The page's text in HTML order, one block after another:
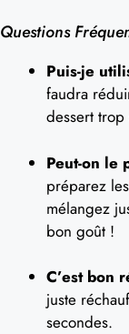
Questions
Puis-je
faudra
dessert trop
Peut-on le
préparez
mélangez
bon goût !
C’est bon
juste
secondes.